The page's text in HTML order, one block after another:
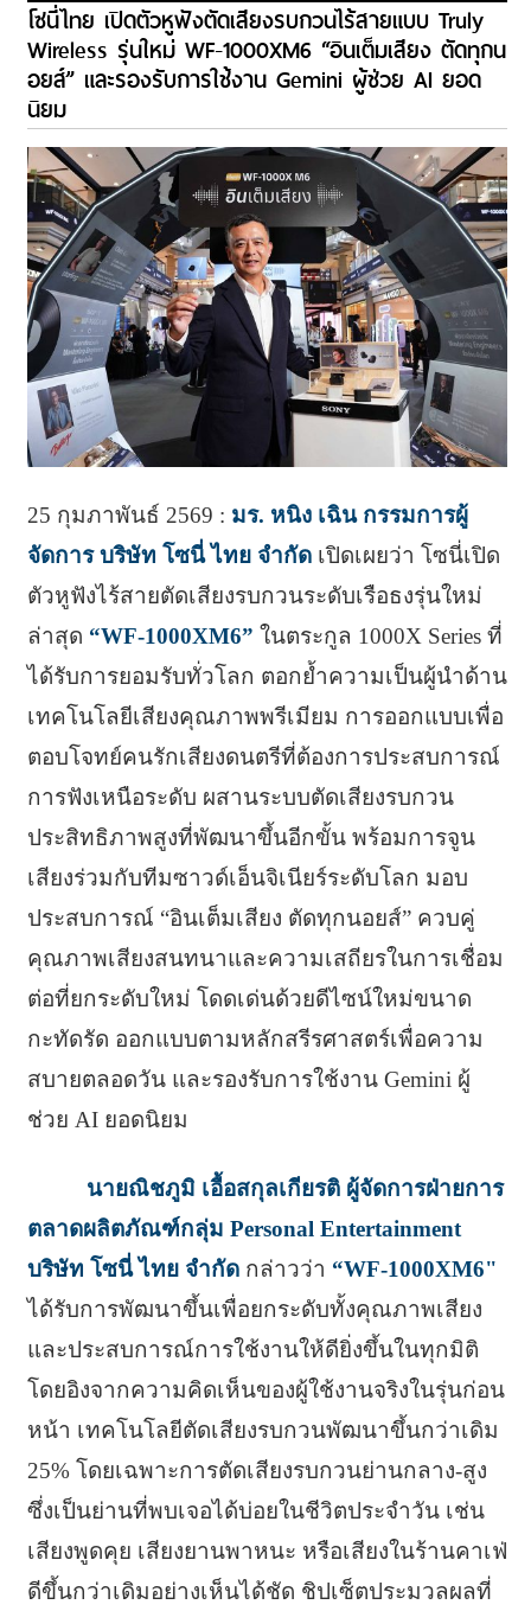
โซนี่ไทย เปิดตัวหูฟังตัดเสียงรบกวนไร้สายแบบ Truly
Wireless รุ่นใหม่ WF-1000XM6 “อินเต็มเสียง ตัดทุกน
อยส์” และรองรับการใช้งาน Gemini ผู้ช่วย AI ยอด
นิยม
25 กุมภาพันธ์ 2569 : มร. หนิง เฉิน กรรมการผู้
จัดการ บริษัท โซนี่ ไทย จำกัด เปิดเผยว่า โซนี่เปิด
ตัวหูฟังไร้สายตัดเสียงรบกวนระดับเรือธงรุ่นใหม่
ล่าสุด “WF-1000XM6” ในตระกูล 1000X Series ที่
ได้รับการยอมรับทั่วโลก ตอกย้ำความเป็นผู้นำด้าน
เทคโนโลยีเสียงคุณภาพพรีเมียม การออกแบบเพื่อ
ตอบโจทย์คนรักเสียงดนตรีที่ต้องการประสบการณ์
การฟังเหนือระดับ ผสานระบบตัดเสียงรบกวน
ประสิทธิภาพสูงที่พัฒนาขึ้นอีกขั้น พร้อมการจูน
เสียงร่วมกับทีมซาวด์เอ็นจิเนียร์ระดับโลก มอบ
ประสบการณ์ “อินเต็มเสียง ตัดทุกนอยส์” ควบคู่
คุณภาพเสียงสนทนาและความเสถียรในการเชื่อม
ต่อที่ยกระดับใหม่ โดดเด่นด้วยดีไซน์ใหม่ขนาด
กะทัดรัด ออกแบบตามหลักสรีรศาสตร์เพื่อความ
สบายตลอดวัน และรองรับการใช้งาน Gemini ผู้
ช่วย AI ยอดนิยม
นายณิชภูมิ เอื้อสกุลเกียรติ ผู้จัดการฝ่ายการ
ตลาดผลิตภัณฑ์กลุ่ม Personal Entertainment
บริษัท โซนี่ ไทย จำกัดกล่าวว่า “WF-1000XM6"
ได้รับการพัฒนาขึ้นเพื่อยกระดับทั้งคุณภาพเสียง
และประสบการณ์การใช้งานให้ดียิ่งขึ้นในทุกมิติ
โดยอิงจากความคิดเห็นของผู้ใช้งานจริงในรุ่นก่อน
หน้า เทคโนโลยีตัดเสียงรบกวนพัฒนาขึ้นกว่าเดิม
25% โดยเฉพาะการตัดเสียงรบกวนย่านกลาง-สูง
ซึ่งเป็นย่านที่พบเจอได้บ่อยในชีวิตประจำวัน เช่น
เสียงพูดคุย เสียงยานพาหนะ หรือเสียงในร้านคาเฟ่
ดีขึ้นกว่าเดิมอย่างเห็นได้ชัด ชิปเซ็ตประมวลผลที่